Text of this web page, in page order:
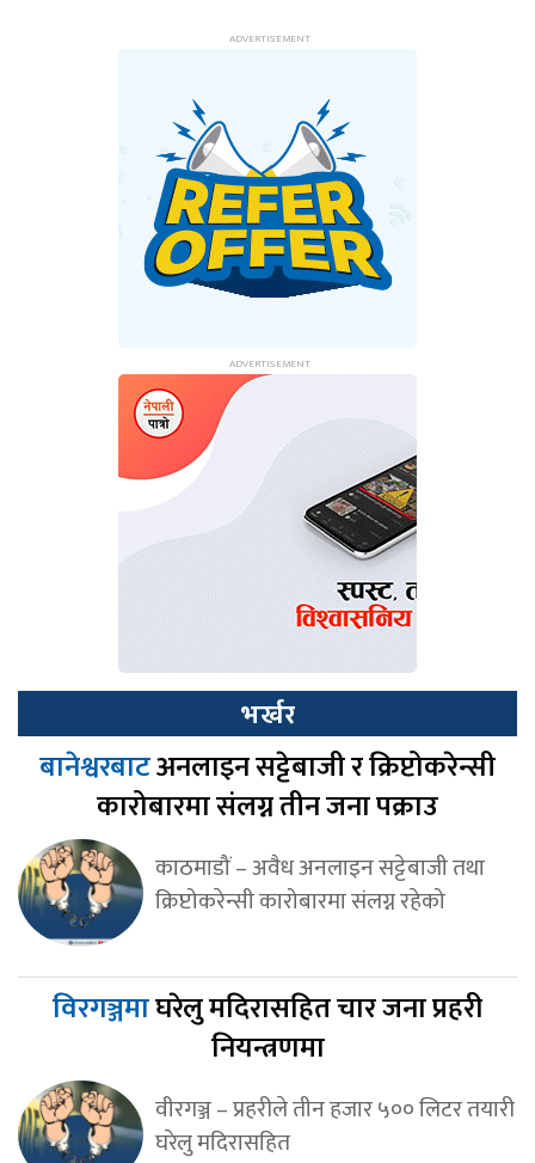
भर्खर
बानेश्वरबाटअनलाइन सट्टेबाजी र क्रिप्टोकरेन्सी
कारोबारमा संलग्न तीन जना पक्राउ
काठमाडौं – अवैध अनलाइन सट्टेबाजी तथा
क्रिप्टोकरेन्सी कारोबारमा संलग्न रहेको
विरगञ्जमाघरेलु मदिरासहित चार जना प्रहरी
नियन्त्रणमा
वीरगञ्ज – प्रहरीले तीन हजार ५०० लिटर तयारी
घरेलु मदिरासहित